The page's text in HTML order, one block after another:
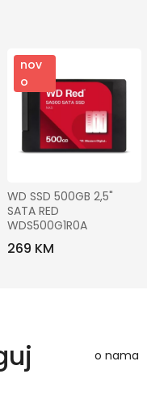
nov
o
WD SSD 500GB 2,5"
SATA RED
WDS500G1R0A
269 KM
o nama